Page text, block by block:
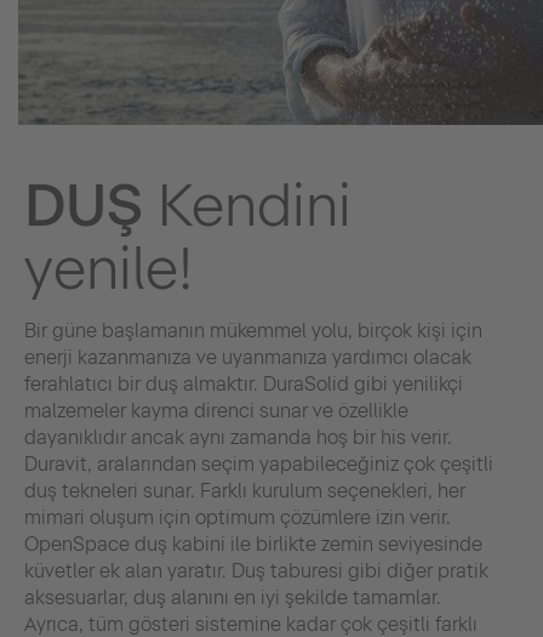
DUŞ Kendini
yenile!
Bir güne başlamanın mükemmel yolu, birçok kişi için
enerji kazanmanıza ve uyanmanıza yardımcı olacak
ferahlatıcı bir duş almaktır. DuraSolid gibi yenilikçi
malzemeler kayma direnci sunar ve özellikle
dayanıklıdır ancak aynı zamanda hoş bir his verir.
Duravit, aralarından seçim yapabileceğiniz çok çeşitli
duş tekneleri sunar. Farklı kurulum seçenekleri, her
mimari oluşum için optimum çözümlere izin verir.
OpenSpace duş kabini ile birlikte zemin seviyesinde
küvetler ek alan yaratır. Duş taburesi gibi diğer pratik
aksesuarlar, duş alanını en iyi şekilde tamamlar.
Ayrıca, tüm gösteri sistemine kadar çok çeşitli farklı